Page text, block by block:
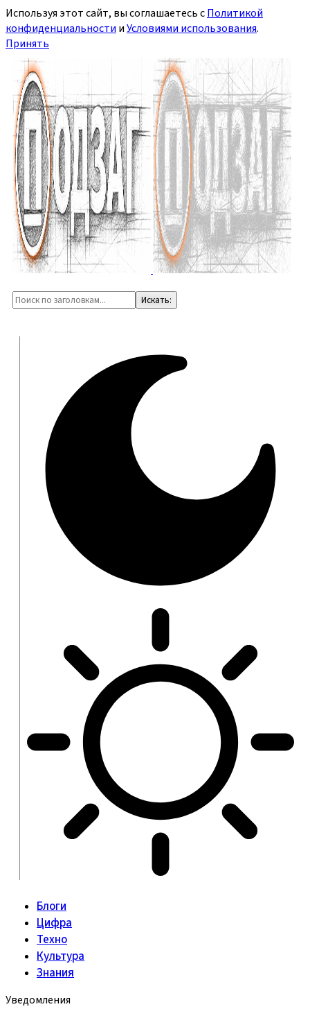
Используя этот сайт, вы соглашаетесь сПолитикой
конфиденциальности иУсловиями использования.
Принять
Блоги
Цифра
Техно
Культура
Знания
Уведомления